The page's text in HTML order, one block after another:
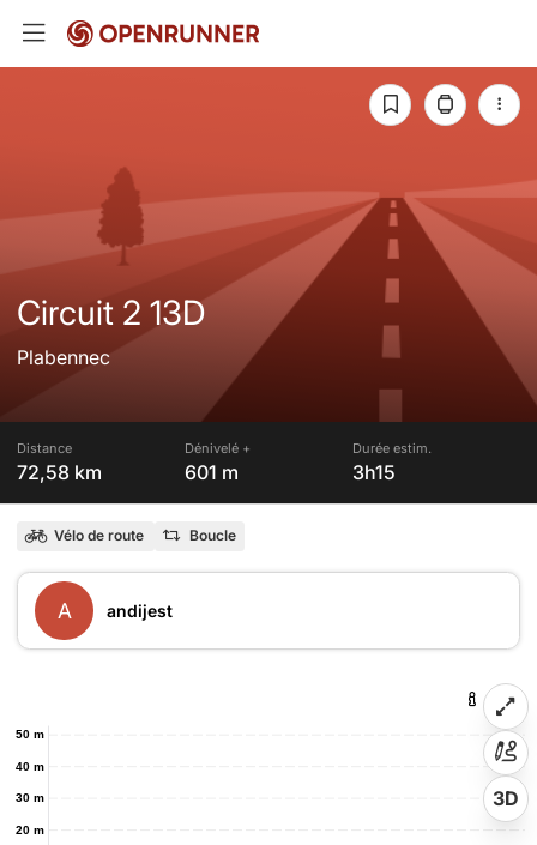
Circuit 2 13D
Plabennec
Distance
72,58 km
Dénivelé +
601 m
Durée estim.
3h15
Vélo de route Boucle
A andijest
20 m
30 m
40 m
50 m
3D